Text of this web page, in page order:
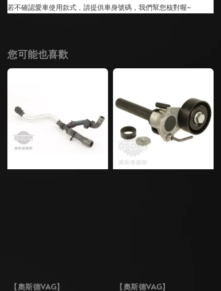
若不確認愛車使用款式，請提供車身號碼，我們幫您核對喔~
您可能也喜歡
【奧斯德VAG】
【奧斯德VAG】